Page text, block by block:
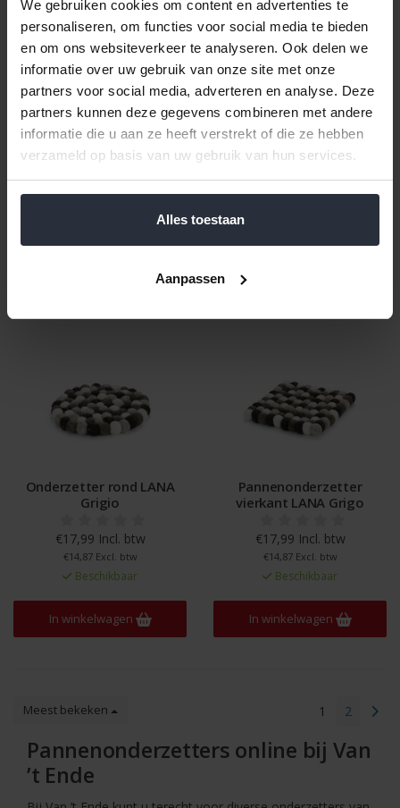
We gebruiken cookies om content en advertenties te
personaliseren, om functies voor social media te bieden
en om ons websiteverkeer te analyseren. Ook delen we
informatie over uw gebruik van onze site met onze
partners voor social media, adverteren en analyse. Deze
partners kunnen deze gegevens combineren met andere
informatie die u aan ze heeft verstrekt of die ze hebben
verzameld op basis van uw gebruik van hun services.
Alles toestaan
Aanpassen
Onderzetter set-4 Rozen
€4,99 Incl. btw
€4,12 Excl. btw
Beschikbaar
Onderzetter 24x20cm
€21,95 Incl. btw
€18,14 Excl. btw
Beschikbaar
Onderzetter rond LANA
Grigio
€17,99 Incl. btw
€14,87 Excl. btw
Beschikbaar
In winkelwagen
Pannenonderzetter
vierkant LANA Grigo
€17,99 Incl. btw
€14,87 Excl. btw
Beschikbaar
In winkelwagen
Meest bekeken 1 2
Pannenonderzetters online bij Van
’t Ende